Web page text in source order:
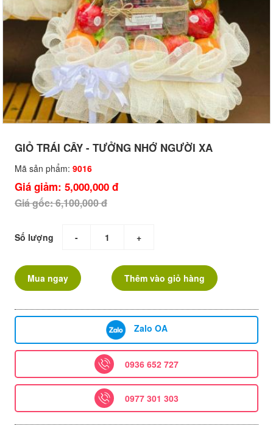
GIỎ TRÁI CÂY - TƯỞNG NHỚ NGƯỜI XA
Mã sản phẩm: 9016
Giá giảm: 5,000,000 đ
Giá gốc: 6,100,000 đ
Số lượng - +
Mua ngay Thêm vào giỏ hàng
Zalo OA
0936 652 727
0977 301 303